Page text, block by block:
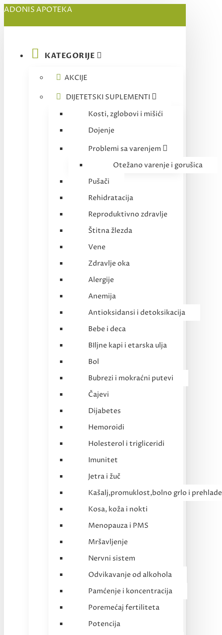
ADONIS APOTEKA
KATEGORIJE
AKCIJE
DIJETETSKI SUPLEMENTI
Kosti, zglobovi i mišići
Dojenje
Problemi sa varenjem
Otežano varenje i gorušica
Pušači
Rehidratacija
Reproduktivno zdravlje
Štitna žlezda
Vene
Zdravlje oka
Alergije
Anemija
Antioksidansi i detoksikacija
Bebe i deca
BIljne kapi i etarska ulja
Bol
Bubrezi i mokraćni putevi
Čajevi
Dijabetes
Hemoroidi
Holesterol i trigliceridi
Imunitet
Jetra i žuč
Kašalj,promuklost,bolno grlo i prehlade
Kosa, koža i nokti
Menopauza i PMS
Mršavljenje
Nervni sistem
Odvikavanje od alkohola
Pamćenje i koncentracija
Poremećaj fertiliteta
Potencija